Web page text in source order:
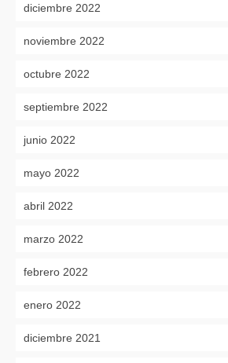
diciembre 2022
noviembre 2022
octubre 2022
septiembre 2022
junio 2022
mayo 2022
abril 2022
marzo 2022
febrero 2022
enero 2022
diciembre 2021